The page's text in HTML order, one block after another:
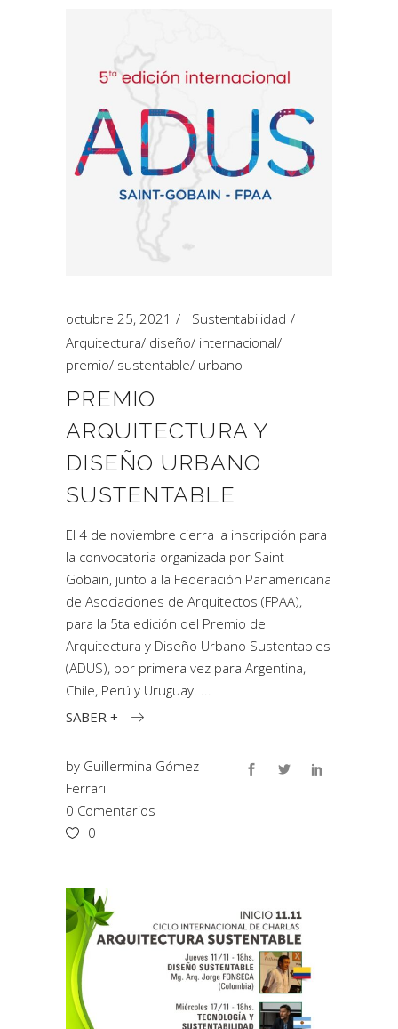
octubre 25, 2021
Sustentabilidad
Arquitectura/ diseño/ internacional/
premio/ sustentable/ urbano
PREMIO
ARQUITECTURA Y
DISEÑO URBANO
SUSTENTABLE
El 4 de noviembre cierra la inscripción para
la convocatoria organizada por Saint-
Gobain, junto a la Federación Panamericana
de Asociaciones de Arquitectos (FPAA),
para la 5ta edición del Premio de
Arquitectura y Diseño Urbano Sustentables
(ADUS), por primera vez para Argentina,
Chile, Perú y Uruguay.
SABER +
by Guillermina Gómez
Ferrari
0 Comentarios
0